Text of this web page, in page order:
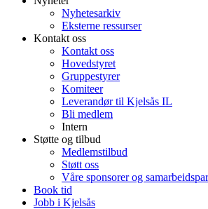
Nyhetesarkiv
Eksterne ressurser
Kontakt oss
Kontakt oss
Hovedstyret
Gruppestyrer
Komiteer
Leverandør til Kjelsås IL
Bli medlem
Intern
Støtte og tilbud
Medlemstilbud
Støtt oss
Våre sponsorer og
Book tid
Jobb i Kjelsås